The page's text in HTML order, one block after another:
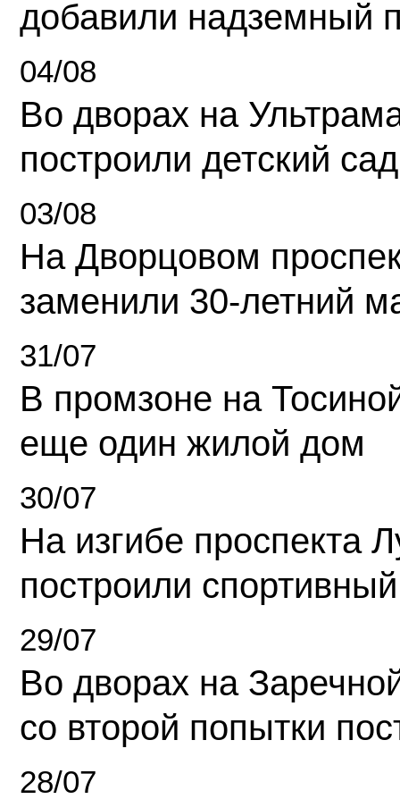
добавили надземный
04/08
Во дворах на
построили детский сад
03/08
На Дворцовом
заменили 30-летний
31/07
В промзоне на
еще один жилой дом
30/07
На изгибе проспекта
построили
29/07
Во дворах на
со второй попытки
28/07